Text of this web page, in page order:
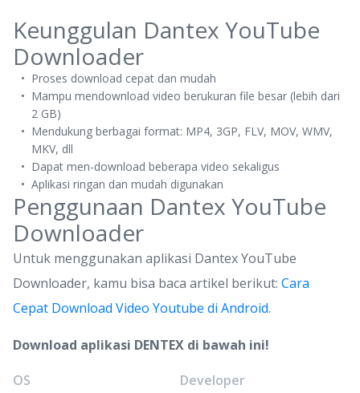
Keunggulan Dantex YouTube
Downloader
Proses download cepat dan mudah
Mampu mendownload video berukuran file besar (lebih dari
2 GB)
Mendukung berbagai format: MP4, 3GP, FLV, MOV, WMV,
MKV, dll
Dapat men-download beberapa video sekaligus
Aplikasi ringan dan mudah digunakan
Penggunaan Dantex YouTube
Downloader
Untuk menggunakan aplikasi Dantex YouTube
Downloader, kamu bisa baca artikel berikut: Cara
Cepat Download Video Youtube di Android.
Download aplikasi DENTEX di bawah ini!
OS
Developer